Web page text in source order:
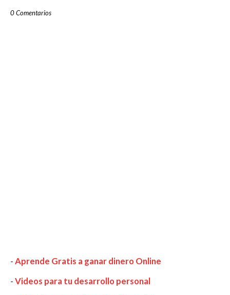
0 Comentarios
-Aprende Gratis a ganar dinero Online
-Videos para tu desarrollo personal